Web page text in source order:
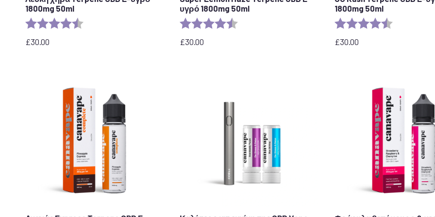
1800mg 50ml
Αξιολόγηση:
£30.00
υγρό 1800mg 50ml
Αξιολόγηση:
£30.00
1800mg 50ml
Αξιολόγηση: 4,6 από 5
£30.00